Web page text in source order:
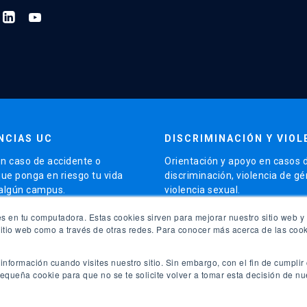
en tu computadora. Estas cookies sirven para mejorar nuestro sitio web
web como a través de otras redes. Para conocer más acerca de las
cuando visites nuestro sitio. Sin embargo, con el fin de
cookie para que no se te solicite volver a tomar esta decisión de
UC
caso de accidente o
ponga en riesgo tu vida
campus.
5000
DISCRIMINACIÓN Y
Orientación y apoyo en casos
discriminación, violencia de
violencia sexual.
launch Contacto para apoyo